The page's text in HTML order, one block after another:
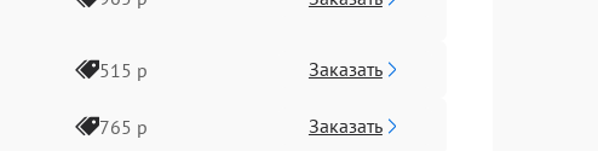
515 р Заказать
765 р Заказать